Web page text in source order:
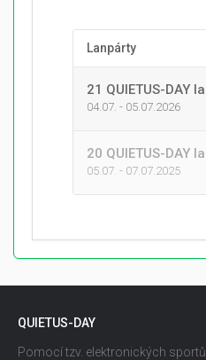
Lanpárty
21 QUIETUS-DAY
04.07. - 05.07.2026
20 QUIETUS-DAY
05.07. - 07.07.2025
QUIETUS-DAY
Pomocí tzv. elektronických